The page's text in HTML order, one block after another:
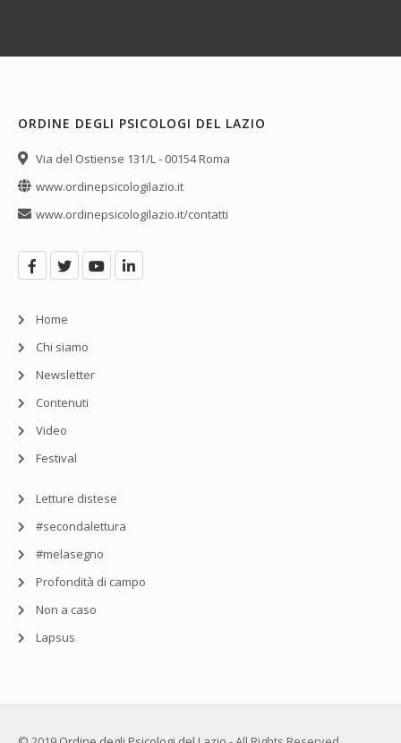
ORDINE DEGLI PSICOLOGI DEL LAZIO
Via del Ostiense 131/L - 00154 Roma
www.ordinepsicologilazio.it
www.ordinepsicologilazio.it/contatti
Home
Chi siamo
Newsletter
Contenuti
Video
Festival
Letture distese
#secondalettura
#melasegno
Profondità di campo
Non a caso
Lapsus